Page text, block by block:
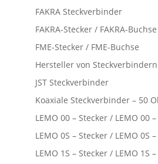
FAKRA Steckverbinder
FAKRA-Stecker / FAKRA-Buchse
FME-Stecker / FME-Buchse
Hersteller von Steckverbindern
JST Steckverbinder
Koaxiale Steckverbinder – 50
LEMO 00 – Stecker / LEMO 00
LEMO 0S – Stecker / LEMO 0S
LEMO 1S – Stecker / LEMO 1S